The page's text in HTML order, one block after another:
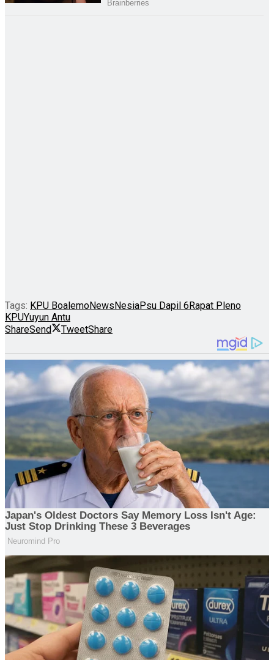
Tags: KPU BoalemoNewsNesiaPsu Dapil 6Rapat Pleno
KPUYuyun Antu
ShareSend TweetShare